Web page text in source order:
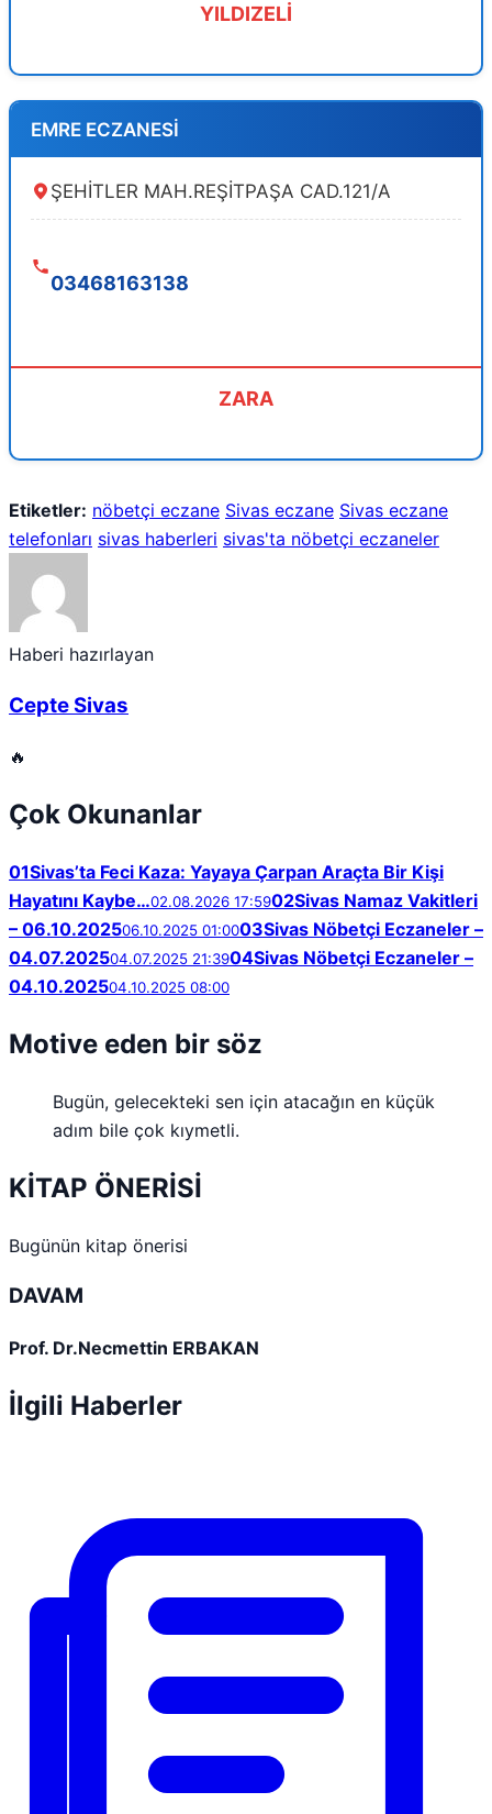
YILDIZELİ
EMRE ECZANESİ
ŞEHİTLER MAH.REŞİTPAŞA CAD.121/A
03468163138
ZARA
Etiketler: nöbetçi eczane Sivas eczane Sivas eczane
telefonları sivas haberleri sivas'ta nöbetçi eczaneler
Haberi hazırlayan
Cepte Sivas
🔥
Çok Okunanlar
01Sivas’ta Feci Kaza: Yayaya Çarpan Araçta Bir Kişi
Hayatını Kaybe…02.08.2026 17:5902Sivas Namaz Vakitleri
– 06.10.202506.10.2025 01:0003Sivas Nöbetçi Eczaneler –
04.07.202504.07.2025 21:3904Sivas Nöbetçi Eczaneler –
04.10.202504.10.2025 08:00
Motive eden bir söz
Bugün, gelecekteki sen için atacağın en küçük
adım bile çok kıymetli.
KİTAP ÖNERİSİ
Bugünün kitap önerisi
DAVAM
Prof. Dr.Necmettin ERBAKAN
İlgili Haberler